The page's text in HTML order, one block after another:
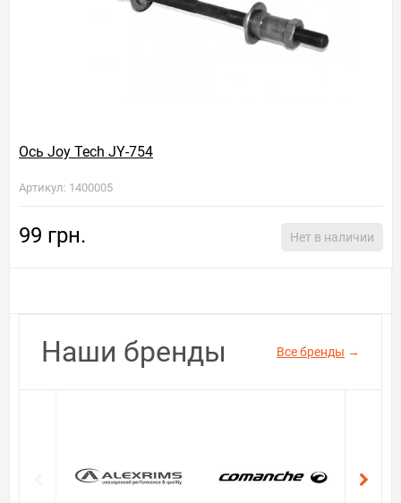
Ось Joy Tech JY-754
Артикул: 1400005
99 грн. Нет в наличии
Наши бренды Все бренды →